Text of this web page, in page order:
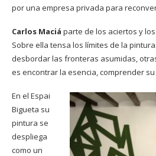
por una empresa privada para
Carlos Maciá parte de los aciertos y
Sobre ella tensa los límites de la
desbordar las fronteras asumidas,
es encontrar la esencia, comprender
En el Espai
Bigueta su
pintura se
despliega
como un